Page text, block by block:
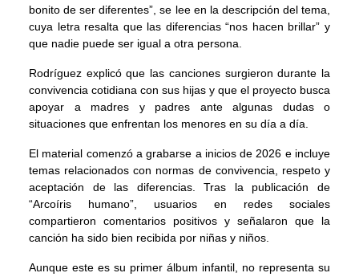
bonito de ser diferentes”, se lee en la descripción del tema,
cuya letra resalta que las diferencias “nos hacen brillar” y
que nadie puede ser igual a otra persona.
Rodríguez explicó que las canciones surgieron durante la
convivencia cotidiana con sus hijas y que el proyecto busca
apoyar a madres y padres ante algunas dudas o
situaciones que enfrentan los menores en su día a día.
El material comenzó a grabarse a inicios de 2026 e incluye
temas relacionados con normas de convivencia, respeto y
aceptación de las diferencias. Tras la publicación de
“Arcoíris humano”, usuarios en redes sociales
compartieron comentarios positivos y señalaron que la
canción ha sido bien recibida por niñas y niños.
Aunque este es su primer álbum infantil, no representa su